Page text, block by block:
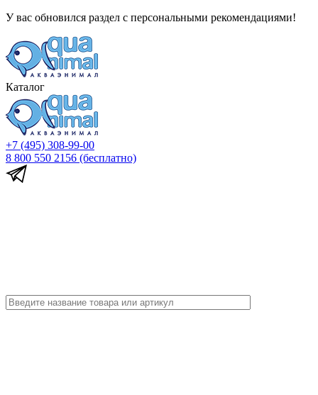
У вас обновился раздел с персональными рекомендациями!
Каталог
+7 (495) 308-99-00
8 800 550 2156 (бесплатно)